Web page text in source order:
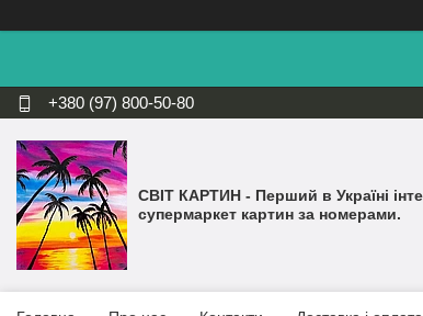
+380 (97) 800-50-80
СВІТ КАРТИН - Перший в Україні
супермаркет картин за номерами.